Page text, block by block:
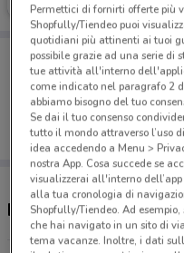
Porta
Puoi trovare le
salvarle e creare
dal tuo cellulare.
Negozi Linkem a
Permettici di fornirti offerte più
Shopfully/Tiendeo puoi
quotidiani più attinenti ai tuoi
possibile grazie ad una serie
tue attività all'interno
come indicato nel paragrafo 2
abbiamo bisogno del tuo
Se dai il tuo consenso
tutto il mondo attraverso l’uso
idea accedendo a Menu >
nostra App. Cosa succede se
visualizzerai all'interno
alla tua cronologia di
Shopfully/Tiendeo. Ad
che hai navigato in un sito di
tema vacanze. Inoltre, i dati